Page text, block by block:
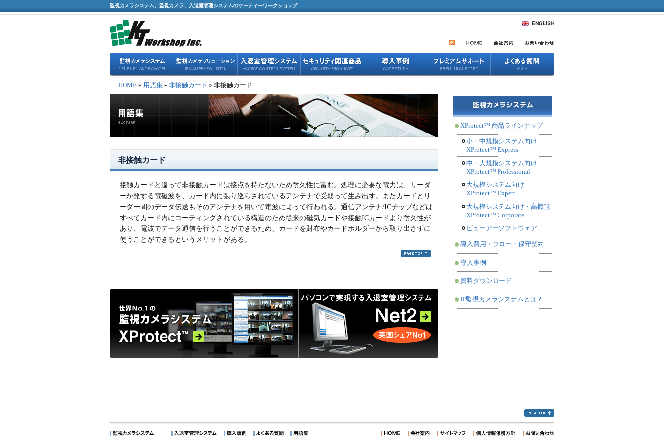
監視カメラシステム、監視カメラ、入退室管理システムのケーティーワークショップ
HOME » 用語集 » 非接触カード » 非接触カード
非接触カード
接触カードと違って非接触カードは接点を持たないため耐久性に富む。処理に必要な電力は、リーダ
ーが発する電磁波を、カード内に張り巡らされているアンテナで受取って生み出す。またカードとリ
ーダー間のデータ伝送もそのアンテナを用いて電波によって行われる。通信アンテナ/ICチップなどは
すべてカード内にコーティングされている構造のため従来の磁気カードや接触ICカードより耐久性が
あり、電波でデータ通信を行うことができるため、カードを財布やカードホルダーから取り出さずに
使うことができるというメリットがある。
XProtect™ 商品ラインナップ
小・中規模システム向け
XProtect™ Express
中・大規模システム向け
XProtect™ Professional
大規模システム向け
XProtect™ Expert
大規模システム向け・高機能
XProtect™ Corporate
ビューアーソフトウェア
導入費用・フロー・保守契約
導入事例
資料ダウンロード
IP監視カメラシステムとは？